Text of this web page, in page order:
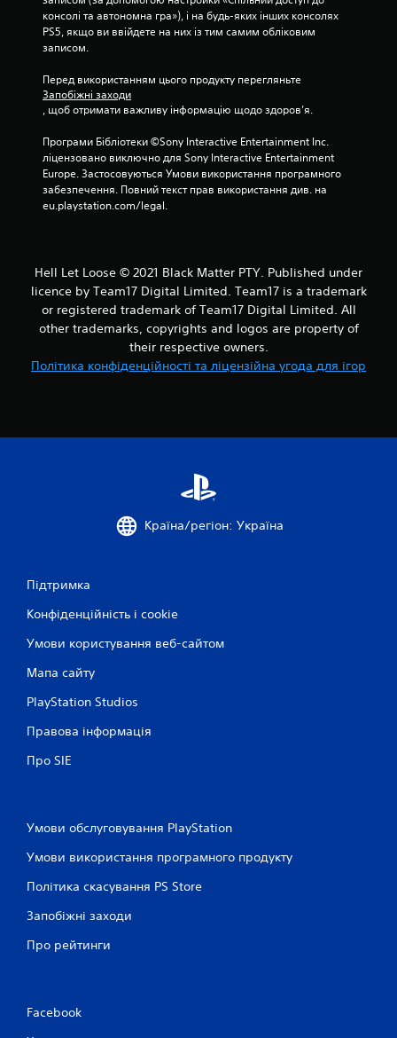
о
в
і
о
ц
і
консолі та автономна гра»), і на будь-яких інших консолях
PS5, якщо ви ввійдете на них із тим самим обліковим
записом.
Перед використанням цього продукту перегляньте
Запобіжні заходи
, щоб отримати важливу інформацію щодо здоров’я.
Програми Бібліотеки ©Sony Interactive Entertainment Inc.
ліцензовано виключно для Sony Interactive Entertainment
Europe. Застосовуються Умови використання програмного
забезпечення. Повний текст прав використання див. на
eu.playstation.com/legal.
Hell Let Loose © 2021 Black Matter PTY. Published under
licence by Team17 Digital Limited. Team17 is a trademark
or registered trademark of Team17 Digital Limited. All
other trademarks, copyrights and logos are property of
their respective owners.
Політика конфіденційності та ліцензійна угода для ігор
Країна/регіон: Україна
Підтримка
Конфіденційність і cookie
Умови користування веб-сайтом
Мапа сайту
PlayStation Studios
Правова інформація
Про SIE
Умови обслуговування PlayStation
Умови використання програмного продукту
Політика скасування PS Store
Запобіжні заходи
Про рейтинги
Facebook